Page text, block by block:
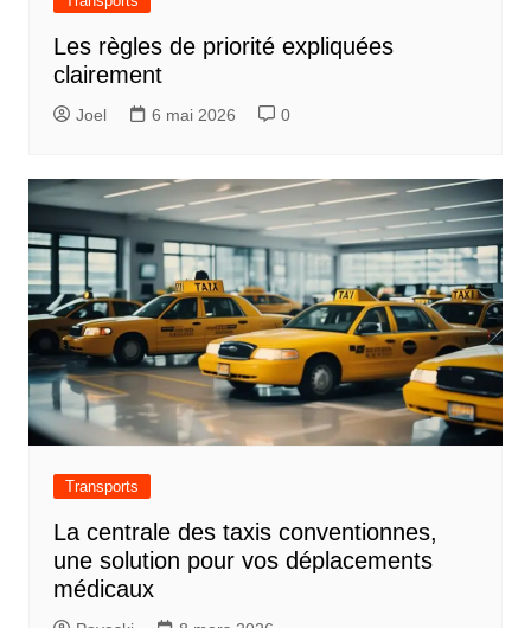
Les règles de priorité expliquées
clairement
Joel 6 mai 2026 0
Transports
La centrale des taxis conventionnes,
une solution pour vos déplacements
médicaux